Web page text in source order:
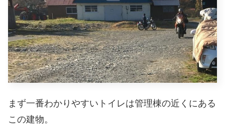
まず一番わかりやすいトイレは管理棟の近くにある
この建物。